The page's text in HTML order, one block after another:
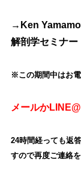
→Ken
解剖学セミナー
※この期間中はお電
メールか
24時間経っても返
すので再度ご連絡